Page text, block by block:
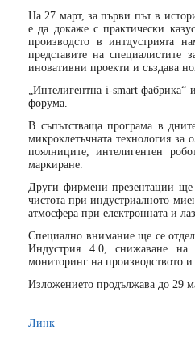
На 27 март, за първи път в
е да докаже с практически
производсто в интдустрията
представите на специалистите
иновативни проекти и създава
„Интелигентна i-smart фабрика“
форума.
В съпътстваща програма в
микроклетъчната технология
поялниците, интелигентен
маркиране.
Други фирмени презентации ще
чистота при индустриалното
атмосфера при електронната и
Специално внимание ще се
Индустрия 4.0, снижаване на
мониторинг на производството
Изложението продължава до 29
Линк